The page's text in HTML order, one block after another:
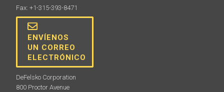
Fax: +1-315-393-8471
ENVÍENOS
UN CORREO
ELECTRÓNICO
DeFelsko Corporation
800 Proctor Avenue